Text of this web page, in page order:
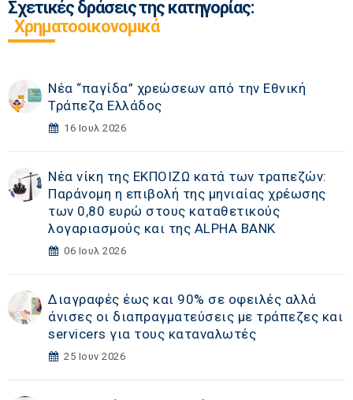
Σχετικές δράσεις της κατηγορίας:
Χρηματοοικονομικά
Νέα “παγίδα” χρεώσεων από την Εθνική
Τράπεζα Ελλάδος
16 Ιουλ 2026
Νέα νίκη της ΕΚΠΟΙΖΩ κατά των τραπεζών:
Παράνομη η επιβολή της μηνιαίας χρέωσης
των 0,80 ευρώ στους καταθετικούς
λογαριασμούς και της ALPHA BANK
06 Ιουλ 2026
Διαγραφές έως και 90% σε οφειλές αλλά
άνισες οι διαπραγματεύσεις με τράπεζες και
servicers για τους καταναλωτές
25 Ιουν 2026